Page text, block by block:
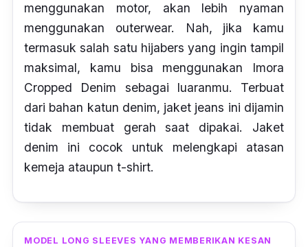
menggunakan motor, akan lebih nyaman
menggunakan outerwear. Nah, jika kamu
termasuk salah satu hijabers yang ingin tampil
maksimal, kamu bisa menggunakan Imora
Cropped Denim sebagai luaranmu. Terbuat
dari bahan katun denim, jaket jeans ini dijamin
tidak membuat gerah saat dipakai. Jaket
denim ini cocok untuk melengkapi atasan
kemeja ataupun t-shirt.
MODEL LONG SLEEVES YANG MEMBERIKAN KESAN